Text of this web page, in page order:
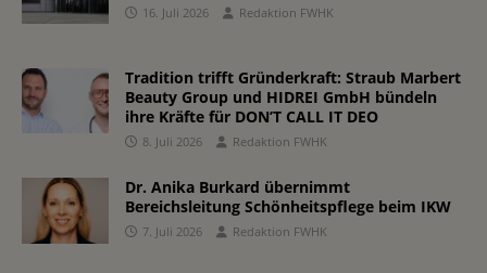
16. Juli 2026 Redaktion FWHK
Tradition trifft Gründerkraft: Straub Marbert
Beauty Group und HIDREI GmbH bündeln
ihre Kräfte für DON’T CALL IT DEO
8. Juli 2026 Redaktion FWHK
Dr. Anika Burkard übernimmt
Bereichsleitung Schönheitspflege beim IKW
7. Juli 2026 Redaktion FWHK